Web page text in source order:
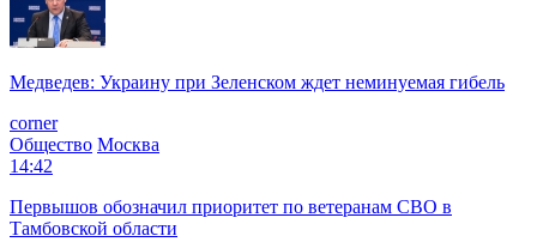
Медведев: Украину при Зеленском ждет неминуемая гибель
corner
Общество Москва
14:42
Первышов обозначил приоритет по ветеранам СВО в
Тамбовской области